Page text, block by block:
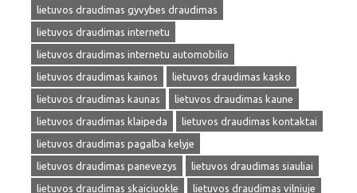
lietuvos draudimas gyvybes draudimas
lietuvos draudimas internetu
lietuvos draudimas internetu automobilio
lietuvos draudimas kainos
lietuvos draudimas kasko
lietuvos draudimas kaunas
lietuvos draudimas kaune
lietuvos draudimas klaipeda
lietuvos draudimas kontaktai
lietuvos draudimas pagalba kelyje
lietuvos draudimas panevezys
lietuvos draudimas siauliai
lietuvos draudimas skaiciuokle
lietuvos draudimas vilniuje